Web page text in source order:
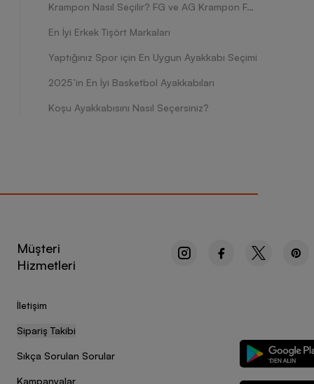
Krampon Nasıl Seçilir? FG ve AG Krampon Farkları Nelerdir?
En İyi Erkek Tişört Markaları
Yaptığınız Spor için En Uygun Ayakkabı Seçimi
2025’in En İyi Basketbol Ayakkabıları
Koşu Ayakkabısını Nasıl Seçersiniz?
Müşteri
Hizmetleri
İletişim
Sipariş Takibi
Sıkça Sorulan Sorular
Kampanyalar